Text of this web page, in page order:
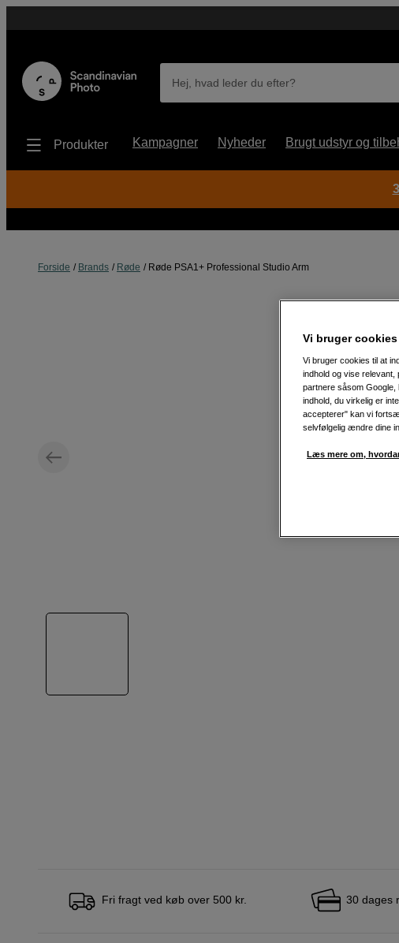
Hej, hvad leder du efter?
Produkter Kampagner Nyheder Brugt udstyr og
Forside Brands Røde Røde PSA1+ Professional Studio Arm
Fri fragt ved køb over 500 kr. 30 dages
Vi bruger cookies
Vi bruger cookies til at
indhold og vise
partnere såsom Google,
indhold, du virkelig er
accepterer" kan vi
selvfølgelig ændre dine
Læs mere om,